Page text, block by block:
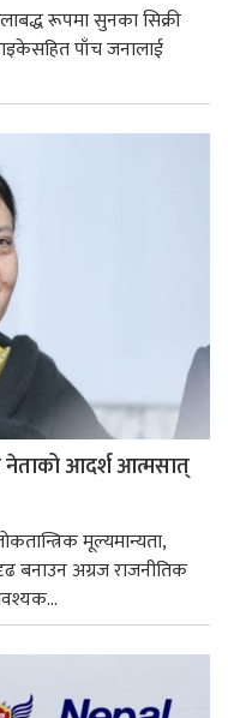
रूपमा सुनका सिक्री
पाँच जनालाई
नेताको आदर्श आत्मसात्
मूल्यमान्यता,
बनाउन अग्रज राजनीतिक